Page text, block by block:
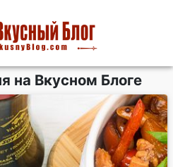
на Вкусном Блоге